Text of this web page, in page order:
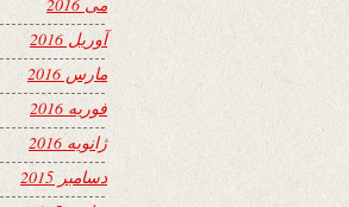
آوریل 2016
مارس 2016
فوریه 2016
ژانویه 2016
دسامبر 2015